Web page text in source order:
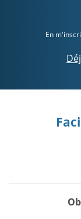
En